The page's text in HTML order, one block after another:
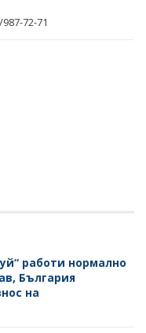
работи нормално
България
на
72-71